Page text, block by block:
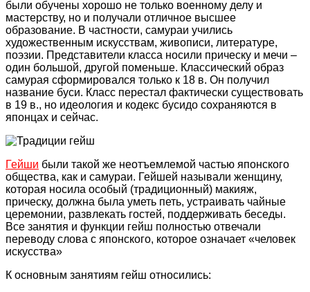
были обучены хорошо не только военному делу и
мастерству, но и получали отличное высшее
образование. В частности, самураи учились
художественным искусствам, живописи, литературе,
поэзии. Представители класса носили прическу и мечи –
один большой, другой поменьше. Классический образ
самурая сформировался только к 18 в. Он получил
название буси. Класс перестал фактически существовать
в 19 в., но идеология и кодекс бусидо сохраняются в
японцах и сейчас.
Гейши были такой же неотъемлемой частью японского
общества, как и самураи. Гейшей называли женщину,
которая носила особый (традиционный) макияж,
прическу, должна была уметь петь, устраивать чайные
церемонии, развлекать гостей, поддерживать беседы.
Все занятия и функции гейш полностью отвечали
переводу слова с японского, которое означает «человек
искусства»
К основным занятиям гейш относились: